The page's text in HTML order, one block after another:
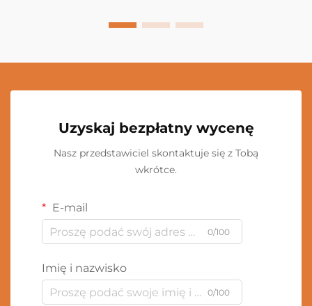
Uzyskaj bezpłatny wycenę
Nasz przedstawiciel skontaktuje się z Tobą
wkrótce.
E-mail
0/100
Imię i nazwisko
0/100